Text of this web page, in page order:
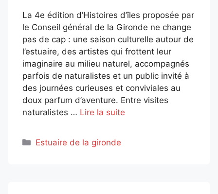
La 4e édition d’Histoires d’îles proposée par
le Conseil général de la Gironde ne change
pas de cap : une saison culturelle autour de
l’estuaire, des artistes qui frottent leur
imaginaire au milieu naturel, accompagnés
parfois de naturalistes et un public invité à
des journées curieuses et conviviales au
doux parfum d’aventure. Entre visites
naturalistes … Lire la suite
Catégories
Estuaire de la gironde